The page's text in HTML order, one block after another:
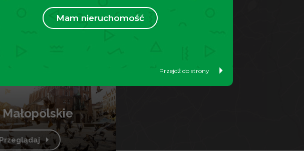
Mam nieruchomość
Przejdź do strony
małopolskie
Przeglądaj